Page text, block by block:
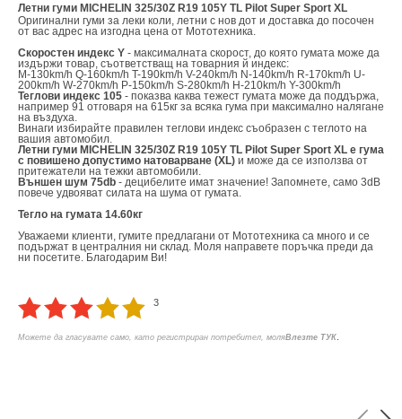
Летни гуми MICHELIN 325/30Z R19 105Y TL Pilot Super Sport XL
Оригинални гуми за леки коли, летни с нов дот и доставка до посочен
от вас адрес на изгодна цена от Мототехника.
Скоростен индекс Y - максималната скорост, до която гумата може да
издържи товар, съответстващ на товарния й индекс:
M-130km/h Q-160km/h T-190km/h V-240km/h N-140km/h R-170km/h U-
200km/h W-270km/h P-150km/h S-280km/h H-210km/h Y-300km/h
Теглови индекс 105 - показва каква тежест гумата може да поддържа,
например 91 отговаря на 615кг за всяка гума при максимално налягане
на въздуха.
Винаги избирайте правилен теглови индекс съобразен с теглото на
вашия автомобил.
Летни гуми MICHELIN 325/30Z R19 105Y TL Pilot Super Sport XL е гума
с повишено допустимо натоварване (XL) и може да се използва от
притежатели на тежки автомобили.
Външен шум 75db - децибелите имат значение! Запомнете, само 3dB
повече удвояват силата на шума от гумата.
Тегло на гумата 14.60кг
Уважаеми клиенти, гумите предлагани от Мототехника са много и се
подържат в централния ни склад. Моля направете поръчка преди да
ни посетите. Благодарим Ви!
3
Можете да гласувате само, като регистриран потребител, моляВлезте ТУК